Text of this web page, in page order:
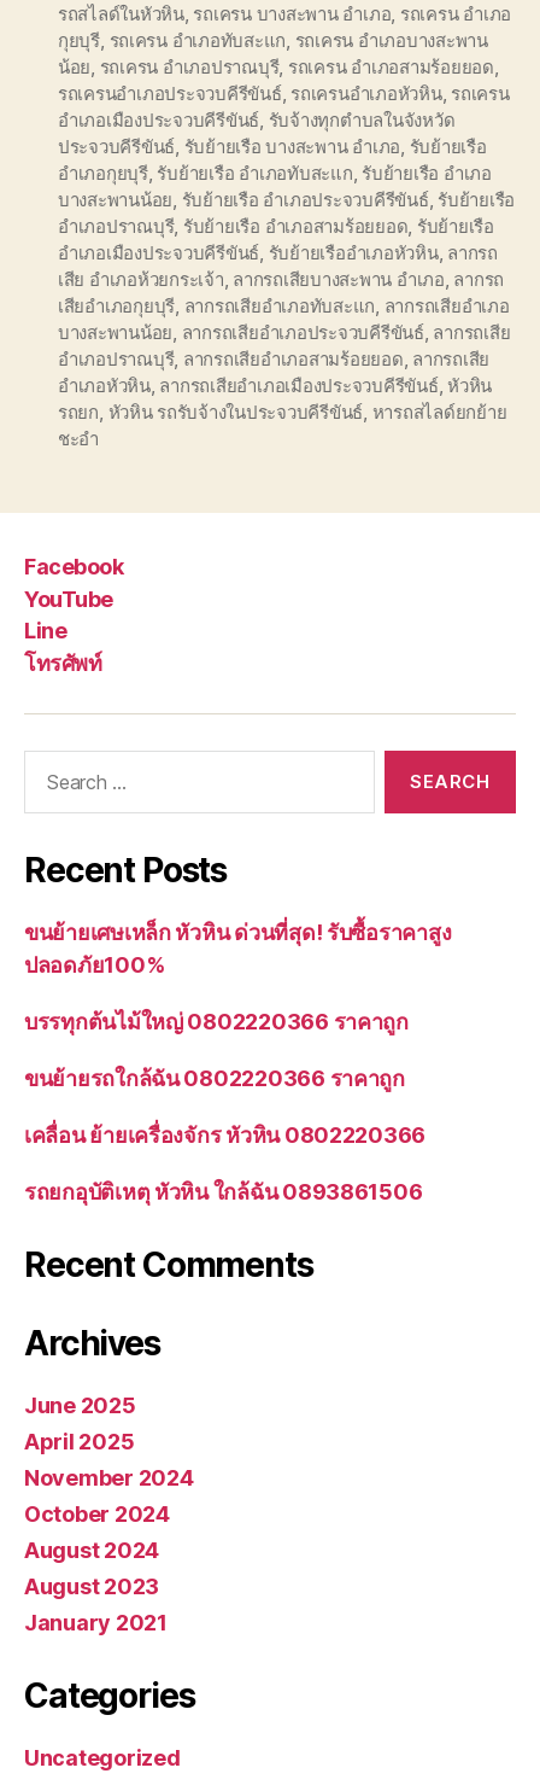
รถสไลด์ในหัวหิน, รถเครน บางสะพาน อำเภอ, รถเครน อำเภอ
กุยบุรี, รถเครน อำเภอทับสะแก, รถเครน อำเภอบางสะพาน
น้อย, รถเครน อำเภอปราณบุรี, รถเครน อำเภอสามร้อยยอด,
รถเครนอำเภอประจวบคีรีขันธ์, รถเครนอำเภอหัวหิน, รถเครน
อำเภอเมืองประจวบคีรีขันธ์, รับจ้างทุกตำบลในจังหวัด
ประจวบคีรีขันธ์, รับย้ายเรือ บางสะพาน อำเภอ, รับย้ายเรือ
อำเภอกุยบุรี, รับย้ายเรือ อำเภอทับสะแก, รับย้ายเรือ อำเภอ
บางสะพานน้อย, รับย้ายเรือ อำเภอประจวบคีรีขันธ์, รับย้ายเรือ
อำเภอปราณบุรี, รับย้ายเรือ อำเภอสามร้อยยอด, รับย้ายเรือ
อำเภอเมืองประจวบคีรีขันธ์, รับย้ายเรืออำเภอหัวหิน, ลากรถ
เสีย อำเภอห้วยกระเจ้า, ลากรถเสียบางสะพาน อำเภอ, ลากรถ
เสียอำเภอกุยบุรี, ลากรถเสียอำเภอทับสะแก, ลากรถเสียอำเภอ
บางสะพานน้อย, ลากรถเสียอำเภอประจวบคีรีขันธ์, ลากรถเสีย
อำเภอปราณบุรี, ลากรถเสียอำเภอสามร้อยยอด, ลากรถเสีย
อำเภอหัวหิน, ลากรถเสียอำเภอเมืองประจวบคีรีขันธ์,หัวหิน
รถยก, หัวหิน รถรับจ้างในประจวบคีรีขันธ์, หารถสไลด์ยกย้าย
ชะอำ
Facebook
YouTube
Line
โทรศัพท์
Recent Posts
ขนย้ายเศษเหล็ก หัวหิน ด่วนที่สุด! รับซื้อราคาสูง
ปลอดภัย100%
บรรทุกต้นไม้ใหญ่ 0802220366 ราคาถูก
ขนย้ายรถใกล้ฉัน 0802220366 ราคาถูก
เคลื่อน ย้ายเครื่องจักร หัวหิน 0802220366
รถยกอุบัติเหตุ หัวหิน ใกล้ฉัน 0893861506
Recent Comments
Archives
June 2025
April 2025
November 2024
October 2024
August 2024
August 2023
January 2021
Categories
Uncategorized